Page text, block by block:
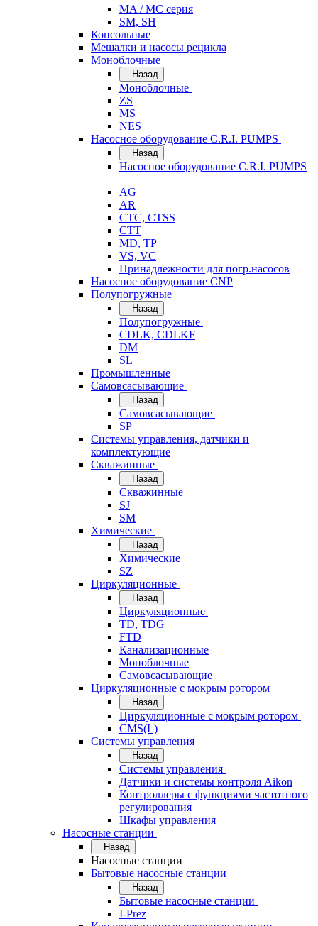
MA / MC серия
SM, SH
Консольные
Мешалки и насосы рецикла
Моноблочные
Назад
Моноблочные
ZS
MS
NES
Насосное оборудование C.R.I. PUMPS
Назад
Насосное оборудование C.R.I. PUMPS
AG
AR
CTC, CTSS
CTT
MD, TP
VS, VC
Принадлежности для погр.насосов
Насосное оборудование CNP
Полупогружные
Назад
Полупогружные
CDLK, CDLKF
DM
SL
Промышленные
Самовсасывающие
Назад
Самовсасывающие
SP
Системы управления, датчики и
комплектующие
Скважинные
Назад
Скважинные
SJ
SM
Химические
Назад
Химические
SZ
Циркуляционные
Назад
Циркуляционные
TD, TDG
FTD
Канализационные
Моноблочные
Самовсасывающие
Циркуляционные с мокрым ротором
Назад
Циркуляционные с мокрым ротором
CMS(L)
Системы управления
Назад
Системы управления
Датчики и системы контроля Aikon
Контроллеры с функциями частотного
регулирования
Шкафы управления
Насосные станции
Назад
Насосные станции
Бытовые насосные станции
Назад
Бытовые насосные станции
I-Prez